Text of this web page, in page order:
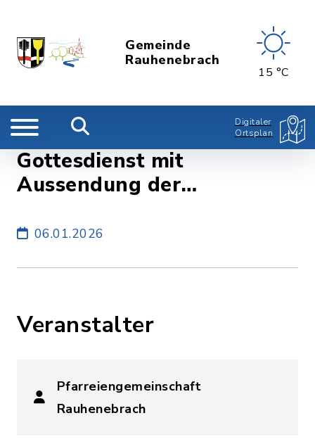
Gemeinde
Rauhenebrach
15 °C
Digitaler
Ortsplan
Gottesdienst mit
Aussendung der
06.01.2026
Veranstalter
Pfarreiengemeinschaft
Rauhenebrach